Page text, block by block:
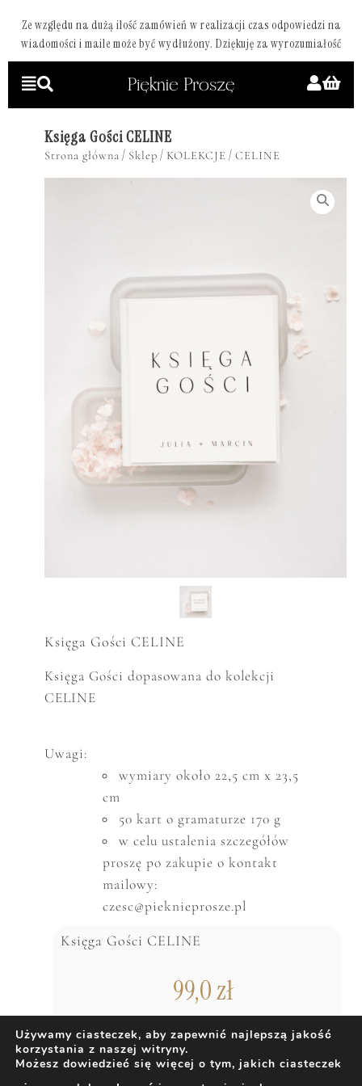
Ze względu na dużą ilość zamówień w realizacji czas odpowiedzi na
wiadomości i maile może być wydłużony. Dziękuję za wyrozumiałość
Księga Gości CELINE
Strona główna / Sklep / KOLEKCJE / CELINE
Księga Gości CELINE
Księga Gości dopasowana do kolekcji
CELINE
Uwagi:
wymiary około 22,5 cm x 23,5
cm
50 kart o gramaturze 170 g
w celu ustalenia szczegółów
proszę po zakupie o kontakt
mailowy:
czesc@pieknieprosze.pl
Księga Gości CELINE
99,0zł
DODAJ DO KOSZYKA
Używamy ciasteczek, aby zapewnić najlepszą jakość
korzystania z naszej witryny.
Możesz dowiedzieć się więcej o tym, jakich ciasteczek